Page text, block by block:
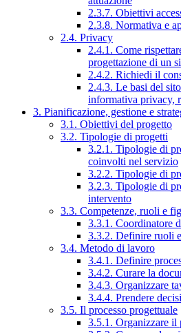
2.3.7. Obiettivi
2.3.8. Normativa e
2.4. Privacy
2.4.1. Come
progettazione di un
2.4.2. Richiedi il
2.4.3. Le basi del
informativa privacy,
3. Pianificazione, gestione e
3.1. Obiettivi del progetto
3.2. Tipologie di progetti
3.2.1. Tipologie di
coinvolti nel servizio
3.2.2. Tipologie di
3.2.3. Tipologie di
intervento
3.3. Competenze, ruoli e
3.3.1. Coordinatore
3.3.2. Definire ruoli
3.4. Metodo di lavoro
3.4.1. Definire
3.4.2. Curare la
3.4.3. Organizzare
3.4.4. Prendere
3.5. Il processo progettuale
3.5.1. Organizzare il